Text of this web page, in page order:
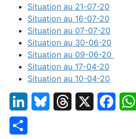
Situation au 21-07-20
Situation au 16-07-20
Situation au 07-07-20
Situation au 30-06-20
Situation au 09-06-20
Situation au 17-04-20
Situation au 10-04-20
LinkedInBluesky Threads